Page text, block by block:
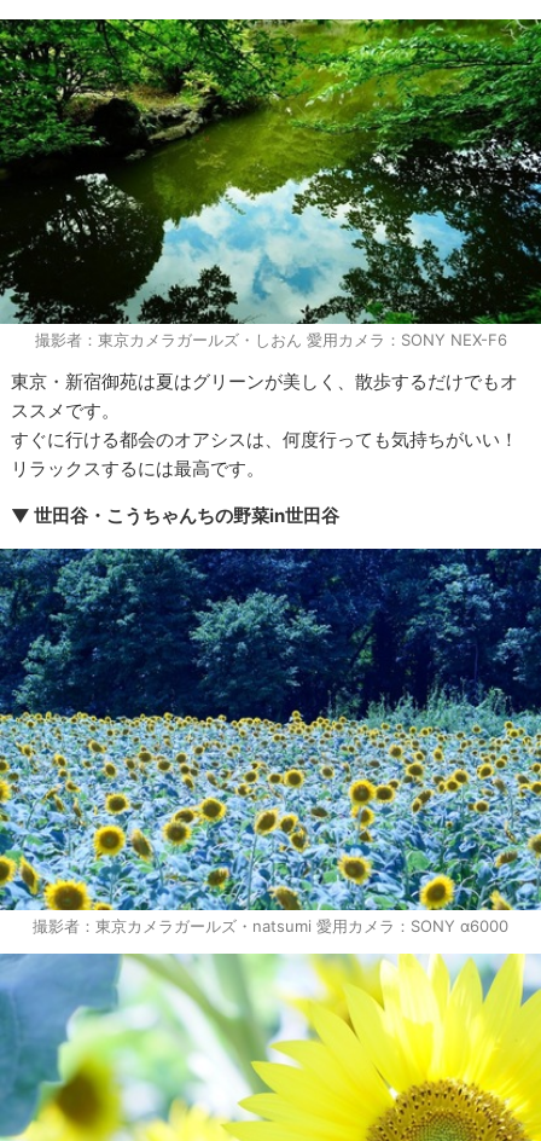
撮影者：東京カメラガールズ・しおん 愛用カメラ：SONY NEX-F6
東京・新宿御苑は夏はグリーンが美しく、散歩するだけでもオ
ススメです。
すぐに行ける都会のオアシスは、何度行っても気持ちがいい！
リラックスするには最高です。
▼ 世田谷・こうちゃんちの野菜in世田谷
撮影者：東京カメラガールズ・natsumi 愛用カメラ：SONY α6000